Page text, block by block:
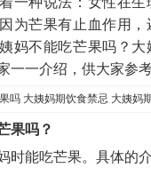
为芒果有止血作用，
妈不能吃芒果吗？大
一一介绍，供大家参考
果吗？
时能吃芒果。具体的